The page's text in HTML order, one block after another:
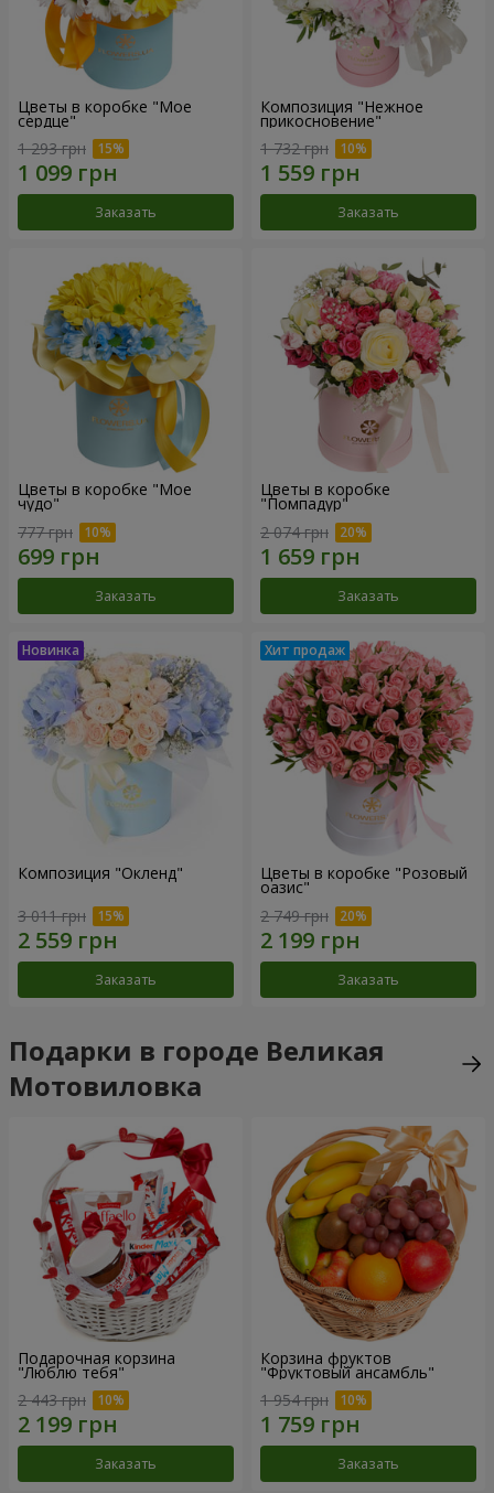
Цветы в коробке "Мое
сердце"
1 293 грн
Заказать
Композиция "Нежное
прикосновение"
1 732 грн
Заказать
Цветы в коробке "Мое
чудо"
777 грн
Заказать
Цветы в коробке
"Помпадур"
2 074 грн
Заказать
Композиция "Окленд"
3 011 грн
Заказать
Цветы в коробке "Розовый
оазис"
2 749 грн
Заказать
Подарки в городе Великая
Мотовиловка
Подарочная корзина
"Люблю тебя"
2 443 грн
Заказать
Корзина фруктов
"Фруктовый ансамбль"
1 954 грн
Заказать